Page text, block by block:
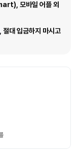
모바일 어플 외
, 절대 입금하지 마시고